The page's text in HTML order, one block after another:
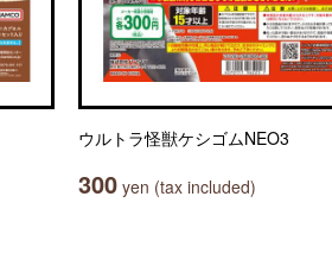
ウルトラ怪獣ケシゴムNEO3
300 yen (tax included)